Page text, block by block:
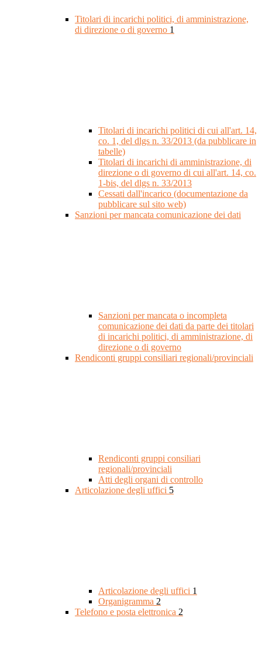
Titolari di incarichi politici, di amministrazione,
di direzione o di governo 1
Titolari di incarichi politici di cui all'art. 14,
co. 1, del dlgs n. 33/2013 (da pubblicare in
tabelle)
Titolari di incarichi di amministrazione, di
direzione o di governo di cui all'art. 14, co.
1-bis, del dlgs n. 33/2013
Cessati dall'incarico (documentazione da
pubblicare sul sito web)
Sanzioni per mancata comunicazione dei dati
Sanzioni per mancata o incompleta
comunicazione dei dati da parte dei titolari
di incarichi politici, di amministrazione, di
direzione o di governo
Rendiconti gruppi consiliari regionali/provinciali
Rendiconti gruppi consiliari
regionali/provinciali
Atti degli organi di controllo
Articolazione degli uffici 5
Articolazione degli uffici 1
Organigramma 2
Telefono e posta elettronica 2